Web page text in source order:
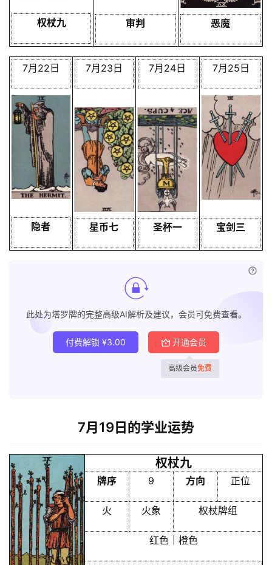
权杖九 审判 恶魔
7月22日
隐者
7月23日
星币七
7月24日
圣杯一
7月25日
宝剑三
此处为塔罗牌的完整高级AI解析及建议，会员可免费查看。
付费解锁 ¥3.00 开通会员
高级会员免费
7月19日的学业运势
权杖九
牌序 9 方向 正位
火 火象 权杖牌组
红色｜橙色